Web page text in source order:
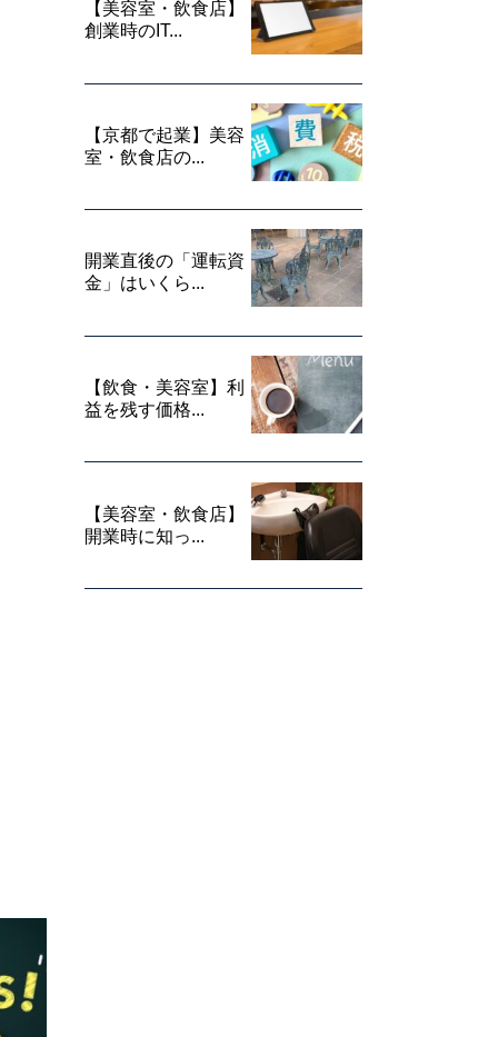
【美容室・飲食店】
創業時のIT...
【京都で起業】美容
室・飲食店の...
開業直後の「運転資
金」はいくら...
【飲食・美容室】利
益を残す価格...
【美容室・飲食店】
開業時に知っ...